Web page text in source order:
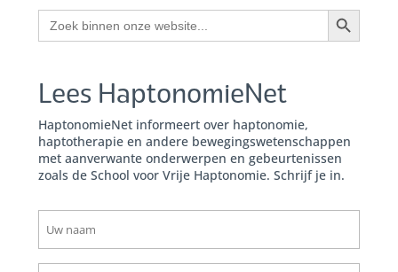
Zoek
naar:
Zoekknop
Lees HaptonomieNet
HaptonomieNet informeert over haptonomie,
haptotherapie en andere bewegingswetenschappen
met aanverwante onderwerpen en gebeurtenissen
zoals de School voor Vrije Haptonomie. Schrijf je in.